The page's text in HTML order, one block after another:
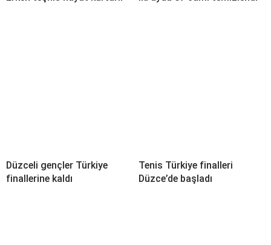
Düzceli gençler Türkiye
finallerine kaldı
Tenis Türkiye finalleri
Düzce’de başladı